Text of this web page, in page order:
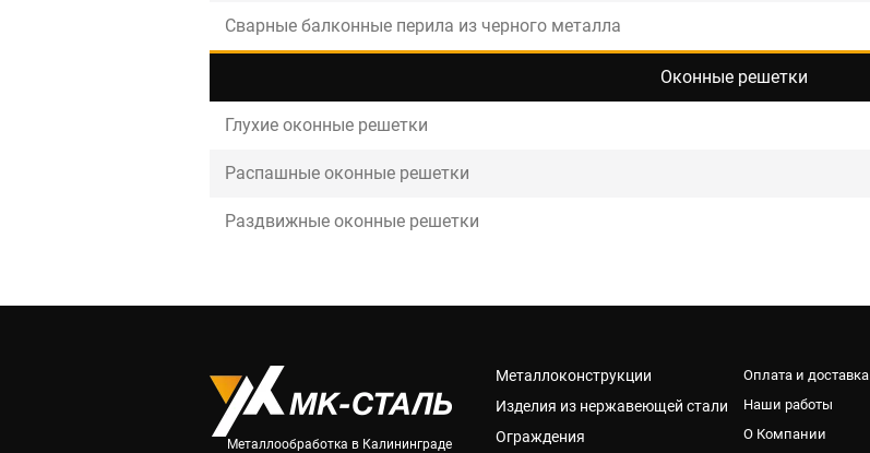
Сварные балконные перила из черного металла
Оконные решетки
Глухие оконные решетки
Распашные оконные решетки
Раздвижные оконные решетки
Металлообработка в Калининграде
Металлоконструкции
Изделия из нержавеющей стали
Ограждения
Оплата и доставка
Наши работы
О Компании